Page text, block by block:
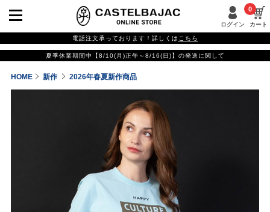
ログイン カート
0
電話注文承っております！詳しくは こちら
夏季休業期間中【8/10(月)正午～8/16(日)】の発送に関して
HOME 新作 2026年春夏新作商品